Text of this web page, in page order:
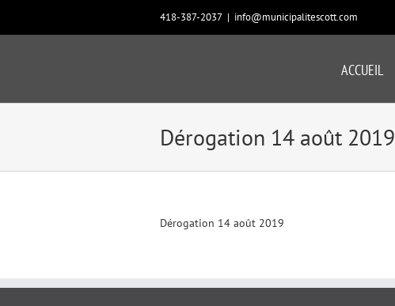
contenu
418-387-2037 | info@municipalitescott.com
ACCUEIL
Dérogation 14 août 2019
Dérogation 14 août 2019